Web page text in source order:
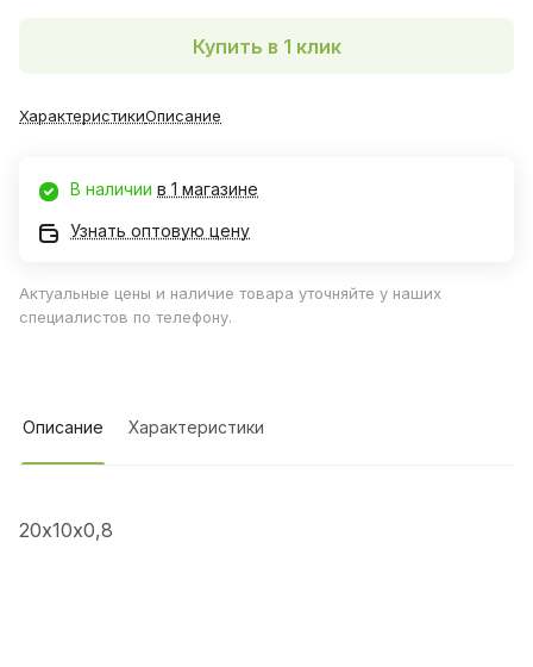
Купить в 1 клик
ХарактеристикиОписание
В наличии в 1 магазине
Узнать оптовую цену
Актуальные цены и наличие товара уточняйте у наших
специалистов по телефону.
Описание Характеристики
20х10х0,8